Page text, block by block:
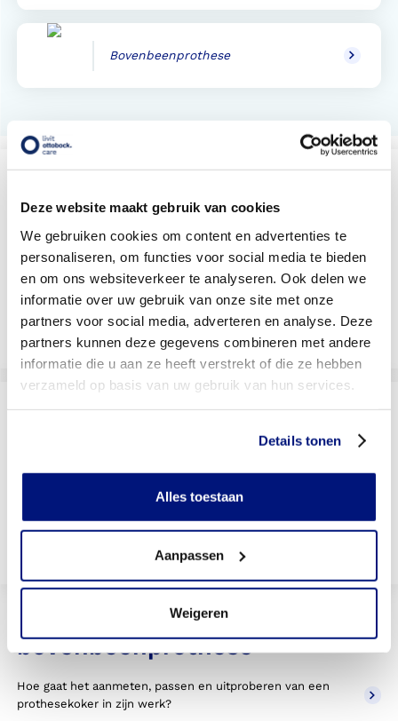
Deze website maakt gebruik van cookies
We gebruiken cookies om content en advertenties te
personaliseren, om functies voor social media te bieden
en om ons websiteverkeer te analyseren. Ook delen we
informatie over uw gebruik van onze site met onze
partners voor social media, adverteren en analyse. Deze
partners kunnen deze gegevens combineren met andere
informatie die u aan ze heeft verstrekt of die ze hebben
verzameld op basis van uw gebruik van hun services.
Details tonen
Alles toestaan
Aanpassen
Weigeren
Bovenbeenprothese
Vind een Livit
in de buurt
Met meer dan 140 locaties vindt u altijd een locatie bij
u in de buurt
Livit vestiging zoeken
Wordt uw behandeling door uw
Selecteer uw verzekeraar om te kijken of u vergoed
Veelgestelde vragen over
bovenbeenprothese
Hoe gaat het aanmeten, passen en uitproberen van een
prothesekoker in zijn werk?